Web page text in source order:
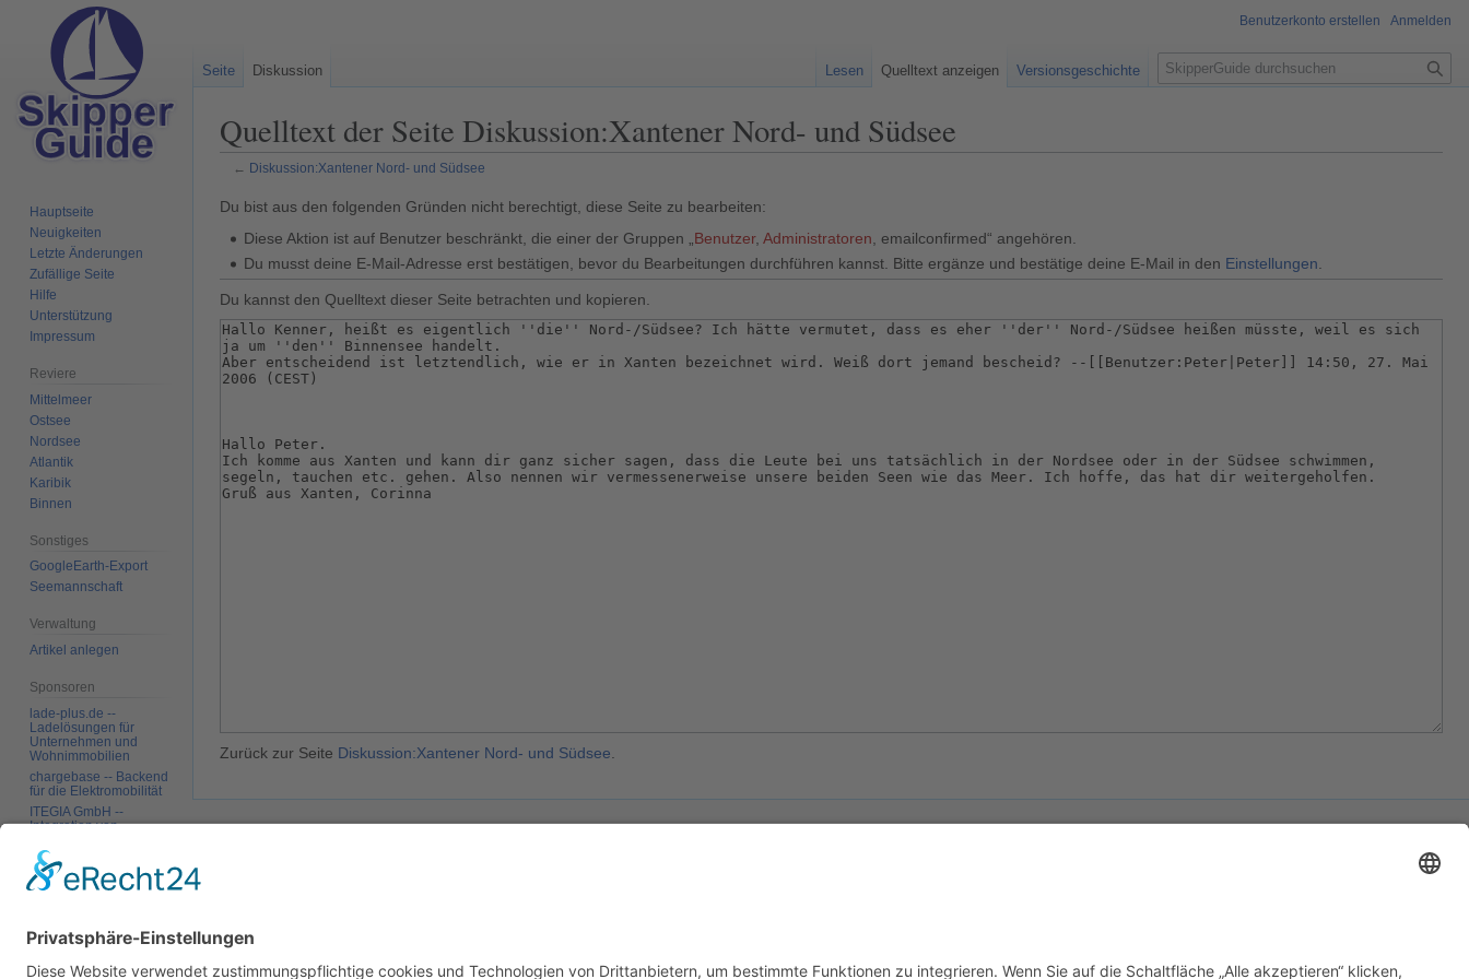
Quelltext der Seite Diskussion:Xantener Nord- und Südsee
← Diskussion:Xantener Nord- und Südsee
Zur
Navigation
Zur
Suche
Du bist aus den folgenden Gründen nicht berechtigt, diese Seite zu bearbeiten:
Diese Aktion ist auf Benutzer beschränkt, die einer der Gruppen „ Benutzer,Administratoren , emailconfirmed“ angehören.
Du musst deine E-Mail-Adresse erst bestätigen, bevor du Bearbeitungen durchführen kannst. Bitte ergänze und bestätige deine E-Mail in den Einstellungen
Du kannst den Quelltext dieser Seite betrachten und kopieren.
Zurück zur Seite Diskussion:Xantener Nord- und Südsee.
Benutzerkonto erstellen Anmelden
Seite Diskussion Lesen Quelltext anzeigen Versionsgeschichte
S
u
e
Hauptseite
Neuigkeiten
Letzte Änderungen
Zufällige Seite
Hilfe
Unterstützung
Impressum
Reviere
Mittelmeer
Ostsee
Nordsee
Atlantik
Karibik
Binnen
Sonstiges
GoogleEarth-Export
Seemannschaft
Verwaltung
Artikel anlegen
Sponsoren
lade-plus.de --
Ladelösungen für
Unternehmen und
Wohnimmobilien
chargebase -- Backend
für die Elektromobilität
ITEGIA GmbH --
Integration von
individuelle
Softwarelösungen
Links auf diese Seite
Änderungen an
verlinkten Seiten